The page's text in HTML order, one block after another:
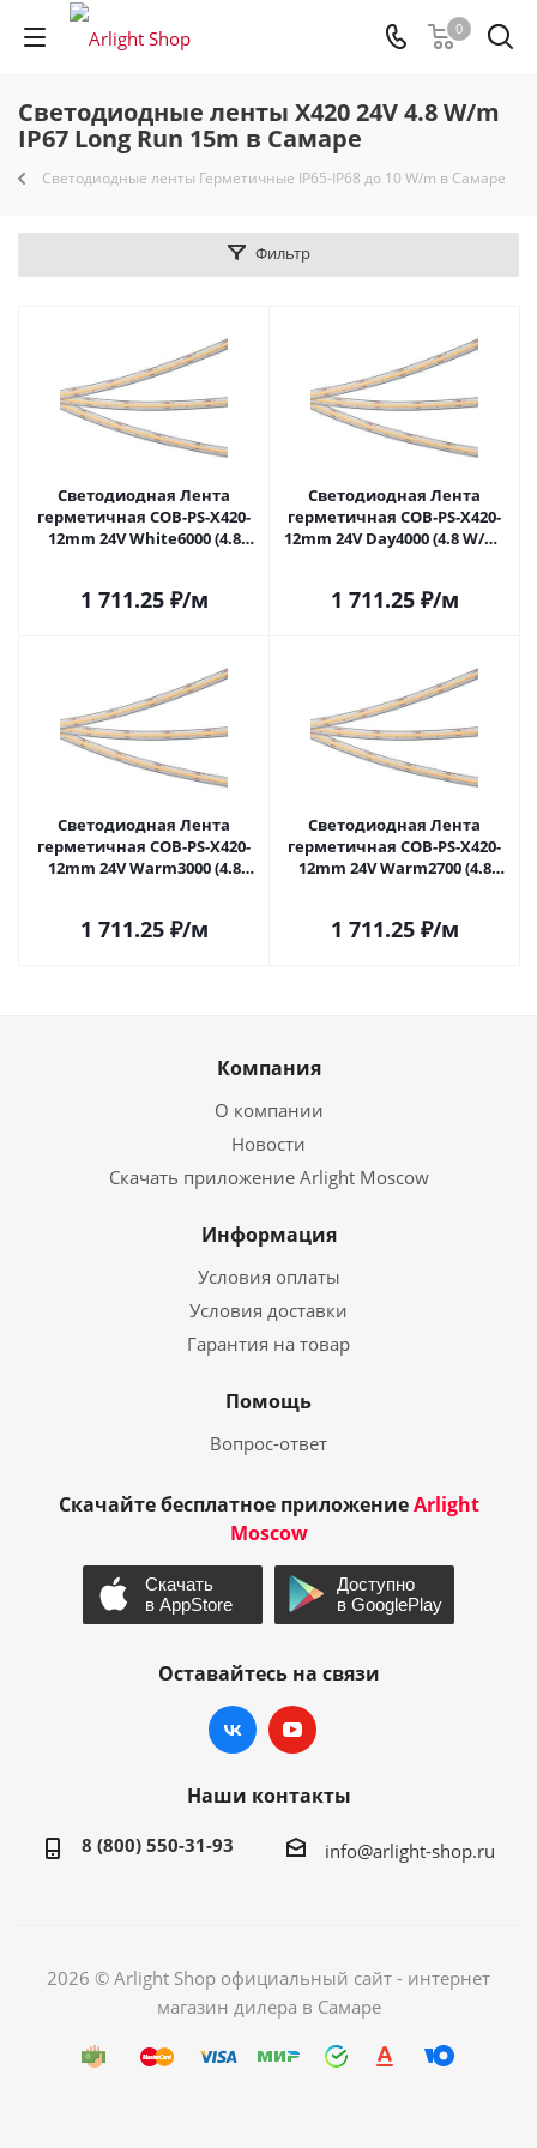
0
Светодиодные ленты X420 24V 4.8 W/m
IP67 Long Run 15m в Самаре
Светодиодные ленты Герметичные IP65-IP68 до 10 W/m в Самаре
Фильтр
Светодиодная Лента
герметичная COB-PS-X420-
12mm 24V White6000 (4.8
1 711.25₽/м
Светодиодная Лента
герметичная COB-PS-X420-
12mm 24V Day4000 (4.8 W/m,
1 711.25₽/м
Светодиодная Лента
герметичная COB-PS-X420-
12mm 24V Warm3000 (4.8
1 711.25₽/м
Светодиодная Лента
герметичная COB-PS-X420-
12mm 24V Warm2700 (4.8
1 711.25₽/м
Компания
О компании
Новости
Скачать приложение Arlight Moscow
Информация
Условия оплаты
Условия доставки
Гарантия на товар
Помощь
Вопрос-ответ
Скачайте бесплатное приложениеArlight
Moscow
Оставайтесь на связи
Наши контакты
8 (800) 550-31-93 info@arlight-shop.ru
2026 © Arlight Shop официальный сайт - интернет
магазин дилера в Самаре